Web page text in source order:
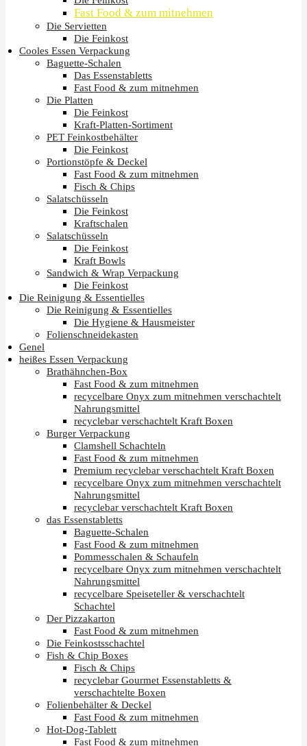
Fast Food & zum mitnehmen
Die Servietten
Die Feinkost
Cooles Essen Verpackung
Baguette-Schalen
Das Essenstabletts
Fast Food & zum mitnehmen
Die Platten
Die Feinkost
Kraft-Platten-Sortiment
PET Feinkostbehälter
Die Feinkost
Portionstöpfe & Deckel
Fast Food & zum mitnehmen
Fisch & Chips
Salatschüsseln
Die Feinkost
Kraftschalen
Salatschüsseln
Die Feinkost
Kraft Bowls
Sandwich & Wrap Verpackung
Die Feinkost
Die Reinigung & Essentielles
Die Reinigung & Essentielles
Die Hygiene & Hausmeister
Folienschneidekasten
Genel
heißes Essen Verpackung
Brathähnchen-Box
Fast Food & zum mitnehmen
recycelbare Onyx zum mitnehmen verschachtelt
Nahrungsmittel
recyclebar verschachtelt Kraft Boxen
Burger Verpackung
Clamshell Schachteln
Fast Food & zum mitnehmen
Premium recyclebar verschachtelt Kraft Boxen
recycelbare Onyx zum mitnehmen verschachtelt
Nahrungsmittel
recyclebar verschachtelt Kraft Boxen
das Essenstabletts
Baguette-Schalen
Fast Food & zum mitnehmen
Pommesschalen & Schaufeln
recycelbare Onyx zum mitnehmen verschachtelt
Nahrungsmittel
recycelbare Speiseteller & verschachtelt
Schachtel
Der Pizzakarton
Fast Food & zum mitnehmen
Die Feinkostsschachtel
Fish & Chip Boxes
Fisch & Chips
recyclebar Gourmet Essenstabletts &
verschachtelte Boxen
Folienbehälter & Deckel
Fast Food & zum mitnehmen
Hot-Dog-Tablett
Fast Food & zum mitnehmen